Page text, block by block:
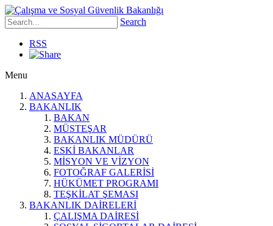
Search
RSS
Menu
ANASAYFA
BAKANLIK
BAKAN
MÜSTEŞAR
BAKANLIK MÜDÜRÜ
ESKİ BAKANLAR
MİSYON VE VİZYON
FOTOĞRAF GALERİSİ
HÜKÜMET PROGRAMI
TEŞKİLAT ŞEMASI
BAKANLIK DAİRELERİ
ÇALIŞMA DAİRESİ